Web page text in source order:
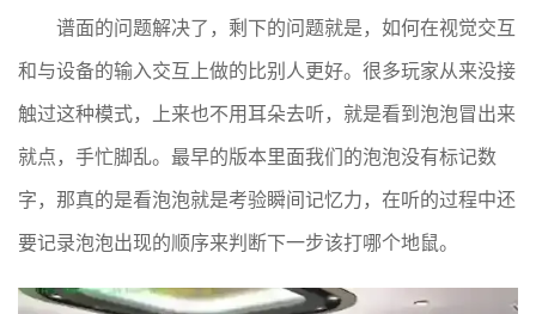
谱面的问题解决了，剩下的问题就是，如何在视觉交互
和与设备的输入交互上做的比别人更好。很多玩家从来没接
触过这种模式，上来也不用耳朵去听，就是看到泡泡冒出来
就点，手忙脚乱。最早的版本里面我们的泡泡没有标记数
字，那真的是看泡泡就是考验瞬间记忆力，在听的过程中还
要记录泡泡出现的顺序来判断下一步该打哪个地鼠。